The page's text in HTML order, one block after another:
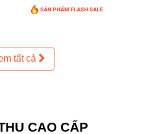
tất cả
CAO CẤP